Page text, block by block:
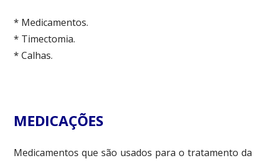
* Medicamentos.
* Timectomia.
* Calhas.
MEDICAÇÕES
Medicamentos que são usados para o tratamento da